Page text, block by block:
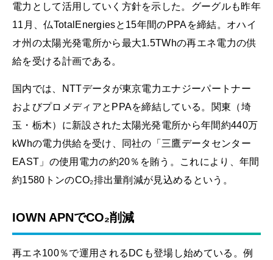
電力として活用していく方針を示した。グーグルも昨年
11月、仏TotalEnergiesと15年間のPPAを締結。オハイ
オ州の太陽光発電所から最大1.5TWhの再エネ電力の供
給を受ける計画である。
国内では、NTTデータが東京電力エナジーパートナー
およびプロメディアとPPAを締結している。関東（埼
玉・栃木）に新設された太陽光発電所から年間約440万
kWhの電力供給を受け、同社の「三鷹データセンター
EAST」の使用電力の約20％を賄う。これにより、年間
約1580トンのCO₂排出量削減が見込めるという。
IOWN APNでCO₂削減
再エネ100％で運用されるDCも登場し始めている。例